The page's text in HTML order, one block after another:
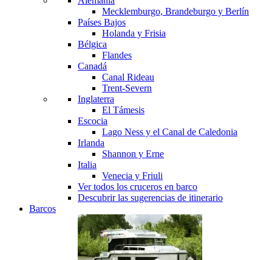
Mecklemburgo, Brandeburgo y Berlín
Países Bajos
Holanda y Frisia
Bélgica
Flandes
Canadá
Canal Rideau
Trent-Severn
Inglaterra
El Támesis
Escocia
Lago Ness y el Canal de Caledonia
Irlanda
Shannon y Erne
Italia
Venecia y Friuli
Ver todos los cruceros en barco
Descubrir las sugerencias de itinerario
Barcos